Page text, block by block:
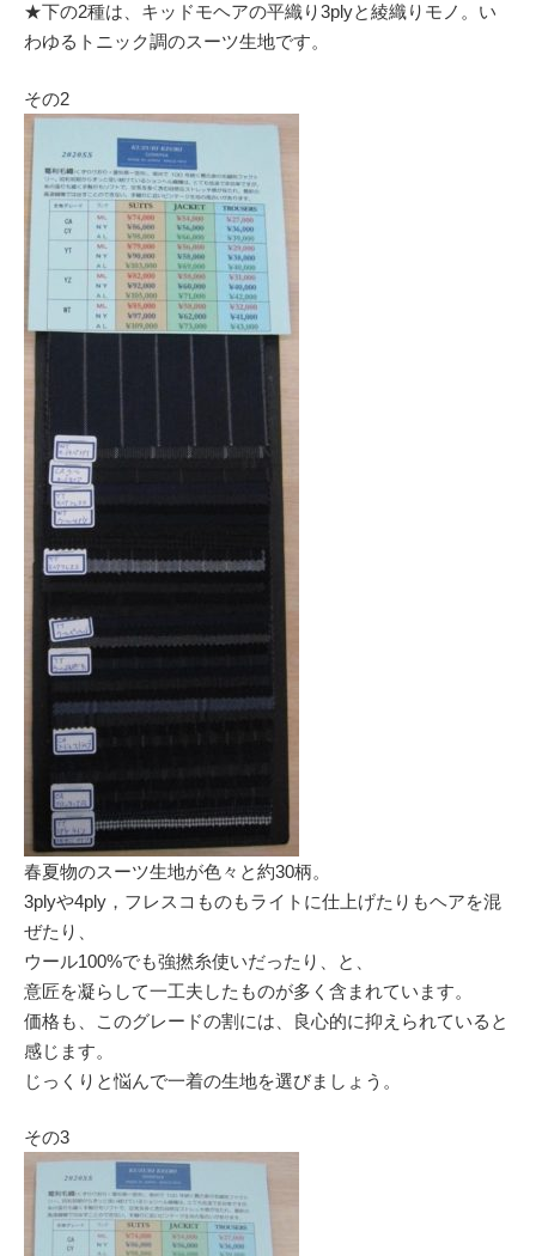
★下の2種は、キッドモヘアの平織り3plyと綾織りモノ。い
わゆるトニック調のスーツ生地です。
その2
春夏物のスーツ生地が色々と約30柄。
3plyや4ply，フレスコものもライトに仕上げたりもヘアを混
ぜたり、
ウール100%でも強撚糸使いだったり、と、
意匠を凝らして一工夫したものが多く含まれています。
価格も、このグレードの割には、良心的に抑えられていると
感じます。
じっくりと悩んで一着の生地を選びましょう。
その3